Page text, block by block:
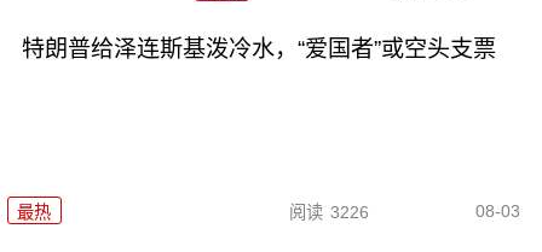
特朗普给泽连斯基泼冷水，“爱国者”或空头支票
最热 阅读 3226 08-03